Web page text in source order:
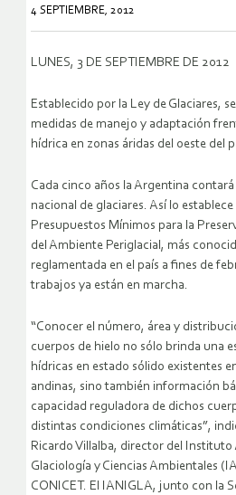
4 SEPTIEMBRE, 2012
LUNES, 3 DE SEPTIEMBRE DE 2012
Establecido por la Ley de Glaciares,
medidas de manejo y adaptación
hídrica en zonas áridas del oeste del
Cada cinco años la Argentina
nacional de glaciares. Así lo
Presupuestos Mínimos para la
del Ambiente Periglacial, más
reglamentada en el país a fines de
trabajos ya están en marcha.
“Conocer el número, área y
cuerpos de hielo no sólo brinda una
hídricas en estado sólido existentes
andinas, sino también información
capacidad reguladora de dichos
distintas condiciones climáticas”,
Ricardo Villalba, director del
Glaciología y Ciencias Ambientales
CONICET. El IANIGLA, junto con la